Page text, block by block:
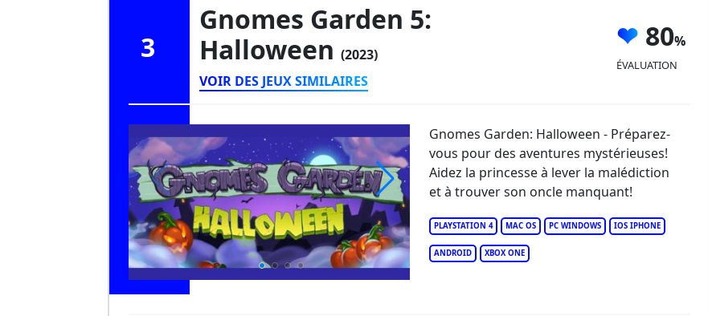
3
Gnomes Garden 5:
Halloween (2023)
VOIR DES JEUX SIMILAIRES
80
ÉVALUATION
PLAYSTATION 4 MAC OS PC WINDOWS IOS IPHONE
ANDROID XBOX ONE
Gnomes Garden: Halloween - Préparez-
vous pour des aventures mystérieuses!
Aidez la princesse à lever la malédiction
et à trouver son oncle manquant!